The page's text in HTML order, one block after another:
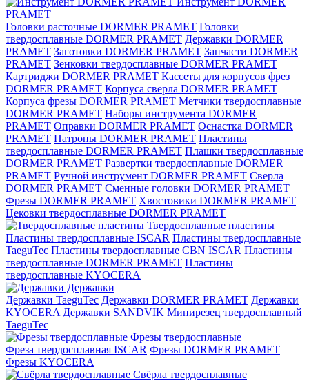
PRAMET
Головки расточные DORMER PRAMET Головки
твердосплавные DORMER PRAMET Державки DORMER
PRAMET Заготовки DORMER PRAMET Запчасти DORMER
PRAMET Зенковки твердосплавные DORMER PRAMET
Картриджи DORMER PRAMET Кассеты для корпусов фрез
DORMER PRAMET Корпуса сверла DORMER PRAMET
Корпуса фрезы DORMER PRAMET Метчики твердосплавные
DORMER PRAMET Наборы инструмента DORMER
PRAMET Оправки DORMER PRAMET Оснастка DORMER
PRAMET Патроны DORMER PRAMET Пластины
твердосплавные DORMER PRAMET Плашки твердосплавные
DORMER PRAMET Развертки твердосплавные DORMER
PRAMET Ручной инструмент DORMER PRAMET Сверла
DORMER PRAMET Сменные головки DORMER PRAMET
Фрезы DORMER PRAMET Хвостовики DORMER PRAMET
Цековки твердосплавные DORMER PRAMET
Твердосплавные пластины
Пластины твердосплавные ISCAR Пластины твердосплавные
TaeguTec Пластины твердосплавные CBN ISCAR Пластины
твердосплавные DORMER PRAMET Пластины
твердосплавные KYOCERA
Державки
Державки TaeguTec Державки DORMER PRAMET Державки
KYOCERA Державки SANDVIK Минирезец твердосплавный
TaeguTec
Фрезы твердосплавные
Фреза твердосплавная ISCAR Фрезы DORMER PRAMET
Фрезы KYOCERA
Свёрла твердосплавные